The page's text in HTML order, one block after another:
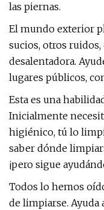
las piernas.
El mundo exterior
sucios, otros
desalentadora.
lugares públicos,
Esta es una
Inicialmente
higiénico, tú lo
saber dónde
¡pero sigue
Todos lo hemos
de limpiarse.